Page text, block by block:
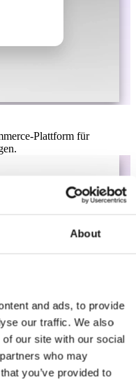
About
and ads, to provide
our traffic. We also
our site with our social
who may
you’ve provided to
Plattform für